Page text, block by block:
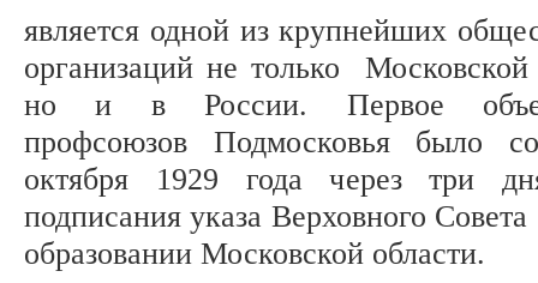
является одной из крупнейших
организаций не только Московской
но и в России. Первое
профсоюзов Подмосковья было
октября 1929 года через три
подписания указа Верховного
образовании Московской области.